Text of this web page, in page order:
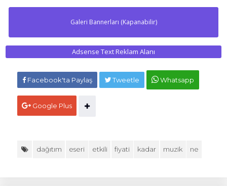
Galeri Bannerları (Kapanabilir)
Adsense Text Reklam Alanı
Facebook'ta Paylaş Tweetle Whatsapp
Google Plus
dağıtım eseri etkili fiyati kadar muzik ne